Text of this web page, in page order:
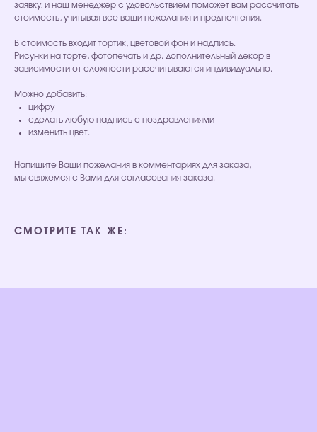
заявку, и наш менеджер с удовольствием поможет вам рассчитать
стоимость, учитывая все ваши пожелания и предпочтения.
В стоимость входит тортик, цветовой фон и надпись.
Рисунки на торте, фотопечать и др. дополнительный декор в
зависимости от сложности рассчитываются индивидуально.
Можно добавить:
цифру
сделать любую надпись с поздравлениями
изменить цвет.
Напишите Ваши пожелания в комментариях для заказа,
мы свяжемся с Вами для согласования заказа.
СМОТРИТЕ ТАК ЖЕ: